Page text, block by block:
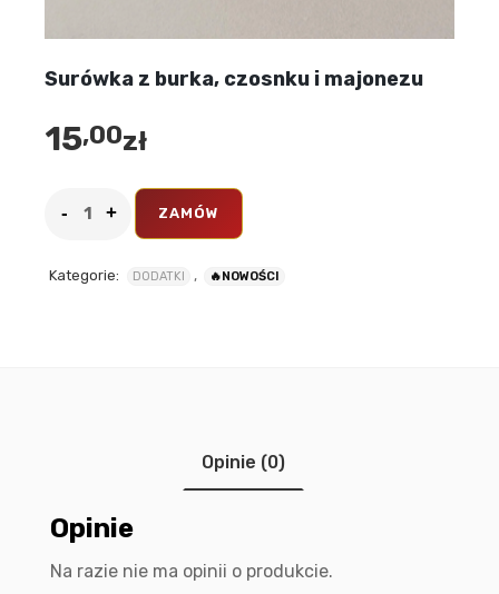
Surówka z burka, czosnku i majonezu
15,00zł
ZAMÓW
Kategorie: DODATKI , 🔥NOWOŚCI
Opinie (0)
Opinie
Na razie nie ma opinii o produkcie.